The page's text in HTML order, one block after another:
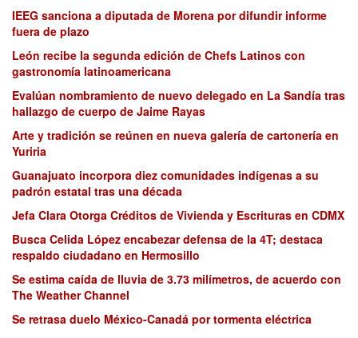
IEEG sanciona a diputada de Morena por difundir informe
fuera de plazo
León recibe la segunda edición de Chefs Latinos con
gastronomía latinoamericana
Evalúan nombramiento de nuevo delegado en La Sandía tras
hallazgo de cuerpo de Jaime Rayas
Arte y tradición se reúnen en nueva galería de cartonería en
Yuriria
Guanajuato incorpora diez comunidades indígenas a su
padrón estatal tras una década
Jefa Clara Otorga Créditos de Vivienda y Escrituras en CDMX
Busca Celida López encabezar defensa de la 4T; destaca
respaldo ciudadano en Hermosillo
Se estima caída de lluvia de 3.73 milímetros, de acuerdo con
The Weather Channel
Se retrasa duelo México-Canadá por tormenta eléctrica